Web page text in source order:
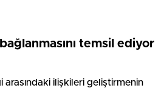
temsil ediyor
ilişkileri geliştirmenin